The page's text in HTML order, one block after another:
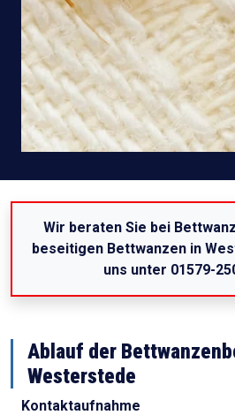
Wir beraten Sie bei
beseitigen Bettwanzen in
uns unter 01579-
Ablauf der
Westerstede
Kontaktaufnahme